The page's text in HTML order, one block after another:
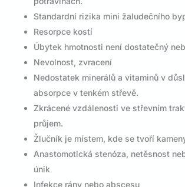
Standardní rizika mini žaludečního
Resorpce kostí
Úbytek hmotnosti není dostatečný
Nevolnost, zvracení
Nedostatek minerálů a vitaminů v
absorpce v tenkém střevě.
Zkrácené vzdálenosti ve střevním
průjem.
Žlučník je místem, kde se tvoří
Anastomotická stenóza, netěsnost
únik
Infekce rány nebo abscesu